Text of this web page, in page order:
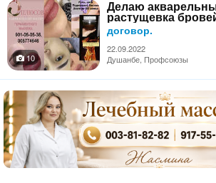
Делаю
растущевка
договор.
22.09.2022
10
Душанбе, Профсоюзы